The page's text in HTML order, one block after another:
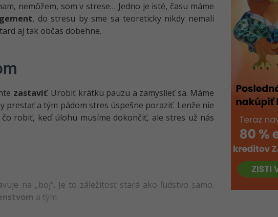
nemôžem, som v strese… Jedno je isté, času máme
, do stresu by sme sa teoreticky nikdy nemali
aj tak občas dobehne.
zastaviť. Urobiť krátku pauzu a zamyslieť sa. Máme
prestať a tým pádom stres úspešne poraziť. Lenže nie
robiť, keď úlohu musíme dokončiť, ale stres už nás
na „boj“. Je to záležitosť stará ako ľudstvo samo.
a tým